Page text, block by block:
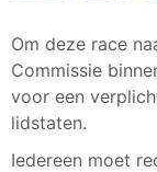
Om deze race
Commissie
voor een
lidstaten.
Iedereen moet